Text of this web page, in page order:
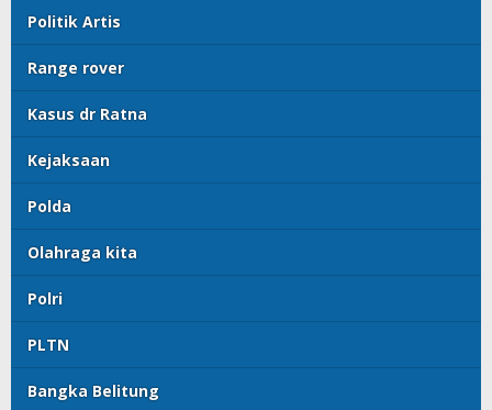
Politik Artis
Range rover
Kasus dr Ratna
Kejaksaan
Polda
Olahraga kita
Polri
PLTN
Bangka Belitung